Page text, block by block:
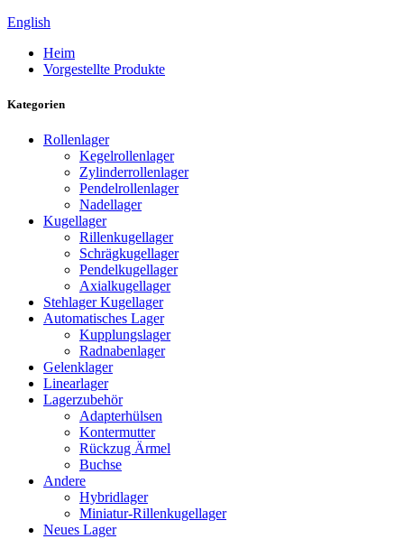
English
Heim
Vorgestellte Produkte
Kategorien
Rollenlager
Kegelrollenlager
Zylinderrollenlager
Pendelrollenlager
Nadellager
Kugellager
Rillenkugellager
Schrägkugellager
Pendelkugellager
Axialkugellager
Stehlager Kugellager
Automatisches Lager
Kupplungslager
Radnabenlager
Gelenklager
Linearlager
Lagerzubehör
Adapterhülsen
Kontermutter
Rückzug Ärmel
Buchse
Andere
Hybridlager
Miniatur-Rillenkugellager
Neues Lager